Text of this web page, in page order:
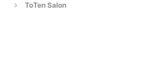
ToTen Salon